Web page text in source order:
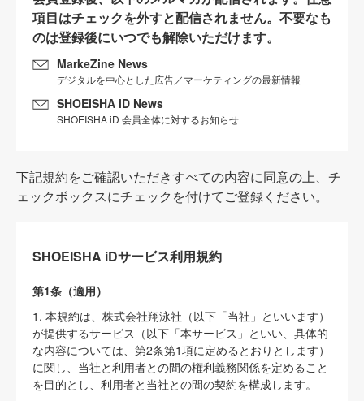
項目はチェックを外すと配信されません。不要なも
のは登録後にいつでも解除いただけます。
MarkeZine News
デジタルを中心とした広告／マーケティングの最新情報
SHOEISHA iD News
SHOEISHA iD 会員全体に対するお知らせ
下記規約をご確認いただきすべての内容に同意の上、チ
ェックボックスにチェックを付けてご登録ください。
SHOEISHA iDサービス利用規約
第1条（適用）
1. 本規約は、株式会社翔泳社（以下「当社」といいます）
が提供するサービス（以下「本サービス」といい、具体的
な内容については、第2条第1項に定めるとおりとします）
に関し、当社と利用者との間の権利義務関係を定めること
を目的とし、利用者と当社との間の契約を構成します。